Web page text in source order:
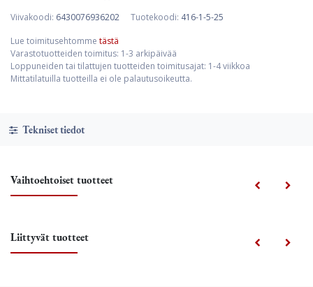
Viivakoodi: 6430076936202 Tuotekoodi: 416-1-5-25
Lue toimitusehtomme tästä
Varastotuotteiden toimitus: 1-3 arkipäivää
Loppuneiden tai tilattujen tuotteiden toimitusajat: 1-4 viikkoa
Mittatilatuilla tuotteilla ei ole palautusoikeutta.
Tekniset tiedot
Vaihtoehtoiset tuotteet
Liittyvät tuotteet